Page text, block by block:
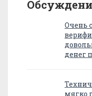
Очень
денег
мягко